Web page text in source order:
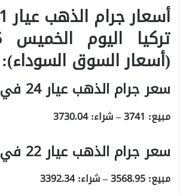
(أسعار السوق السوداء):
سعر جرام الذهب عيار 24 في تركيا
مبيع: 3741 – شراء: 3730.04
سعر جرام الذهب عيار 22 في تركيا
مبيع: 3568.95 – شراء: 3392.34